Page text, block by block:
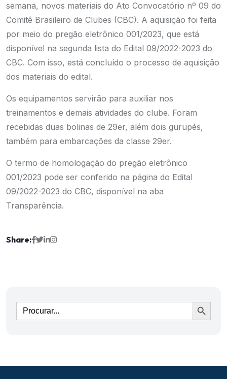
semana, novos materiais do Ato Convocatório nº 09 do
Comitê Brasileiro de Clubes (CBC). A aquisição foi feita
por meio do pregão eletrônico 001/2023, que está
disponível na segunda lista do Edital 09/2022-2023 do
CBC. Com isso, está concluído o processo de aquisição
dos materiais do edital.
Os equipamentos servirão para auxiliar nos
treinamentos e demais atividades do clube. Foram
recebidas duas bolinas de 29er, além dois gurupés,
também para embarcações da classe 29er.
O termo de homologação do pregão eletrônico
001/2023 pode ser conferido na página do Edital
09/2022-2023 do CBC, disponível na aba
Transparência.
Share:
Ir